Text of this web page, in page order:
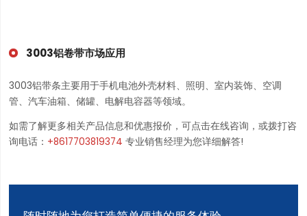
3003铝卷带市场应用
3003铝带条主要用于手机电池外壳材料、照明、室内装饰、空调
管、汽车油箱、储罐、电解电容器等领域。
如需了解更多相关产品信息和优惠报价，可点击在线咨询，或拨打咨
询电话： +8617703819374 专业销售经理为您详细解答!